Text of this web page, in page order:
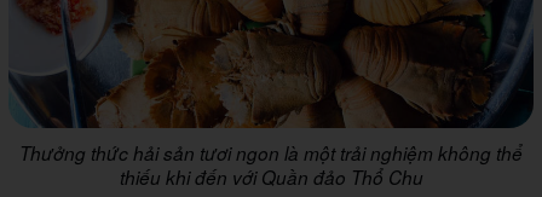
Thưởng thức hải sản tươi ngon là một trải nghiệm không thể
thiếu khi đến với Quần đảo Thổ Chu